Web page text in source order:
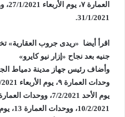
31/1/2021.
اقرأ أيضا
جنيه بعد نجاح «إزار نيو كايرو»
وأضاف رئيس جهاز مدينة دمياط